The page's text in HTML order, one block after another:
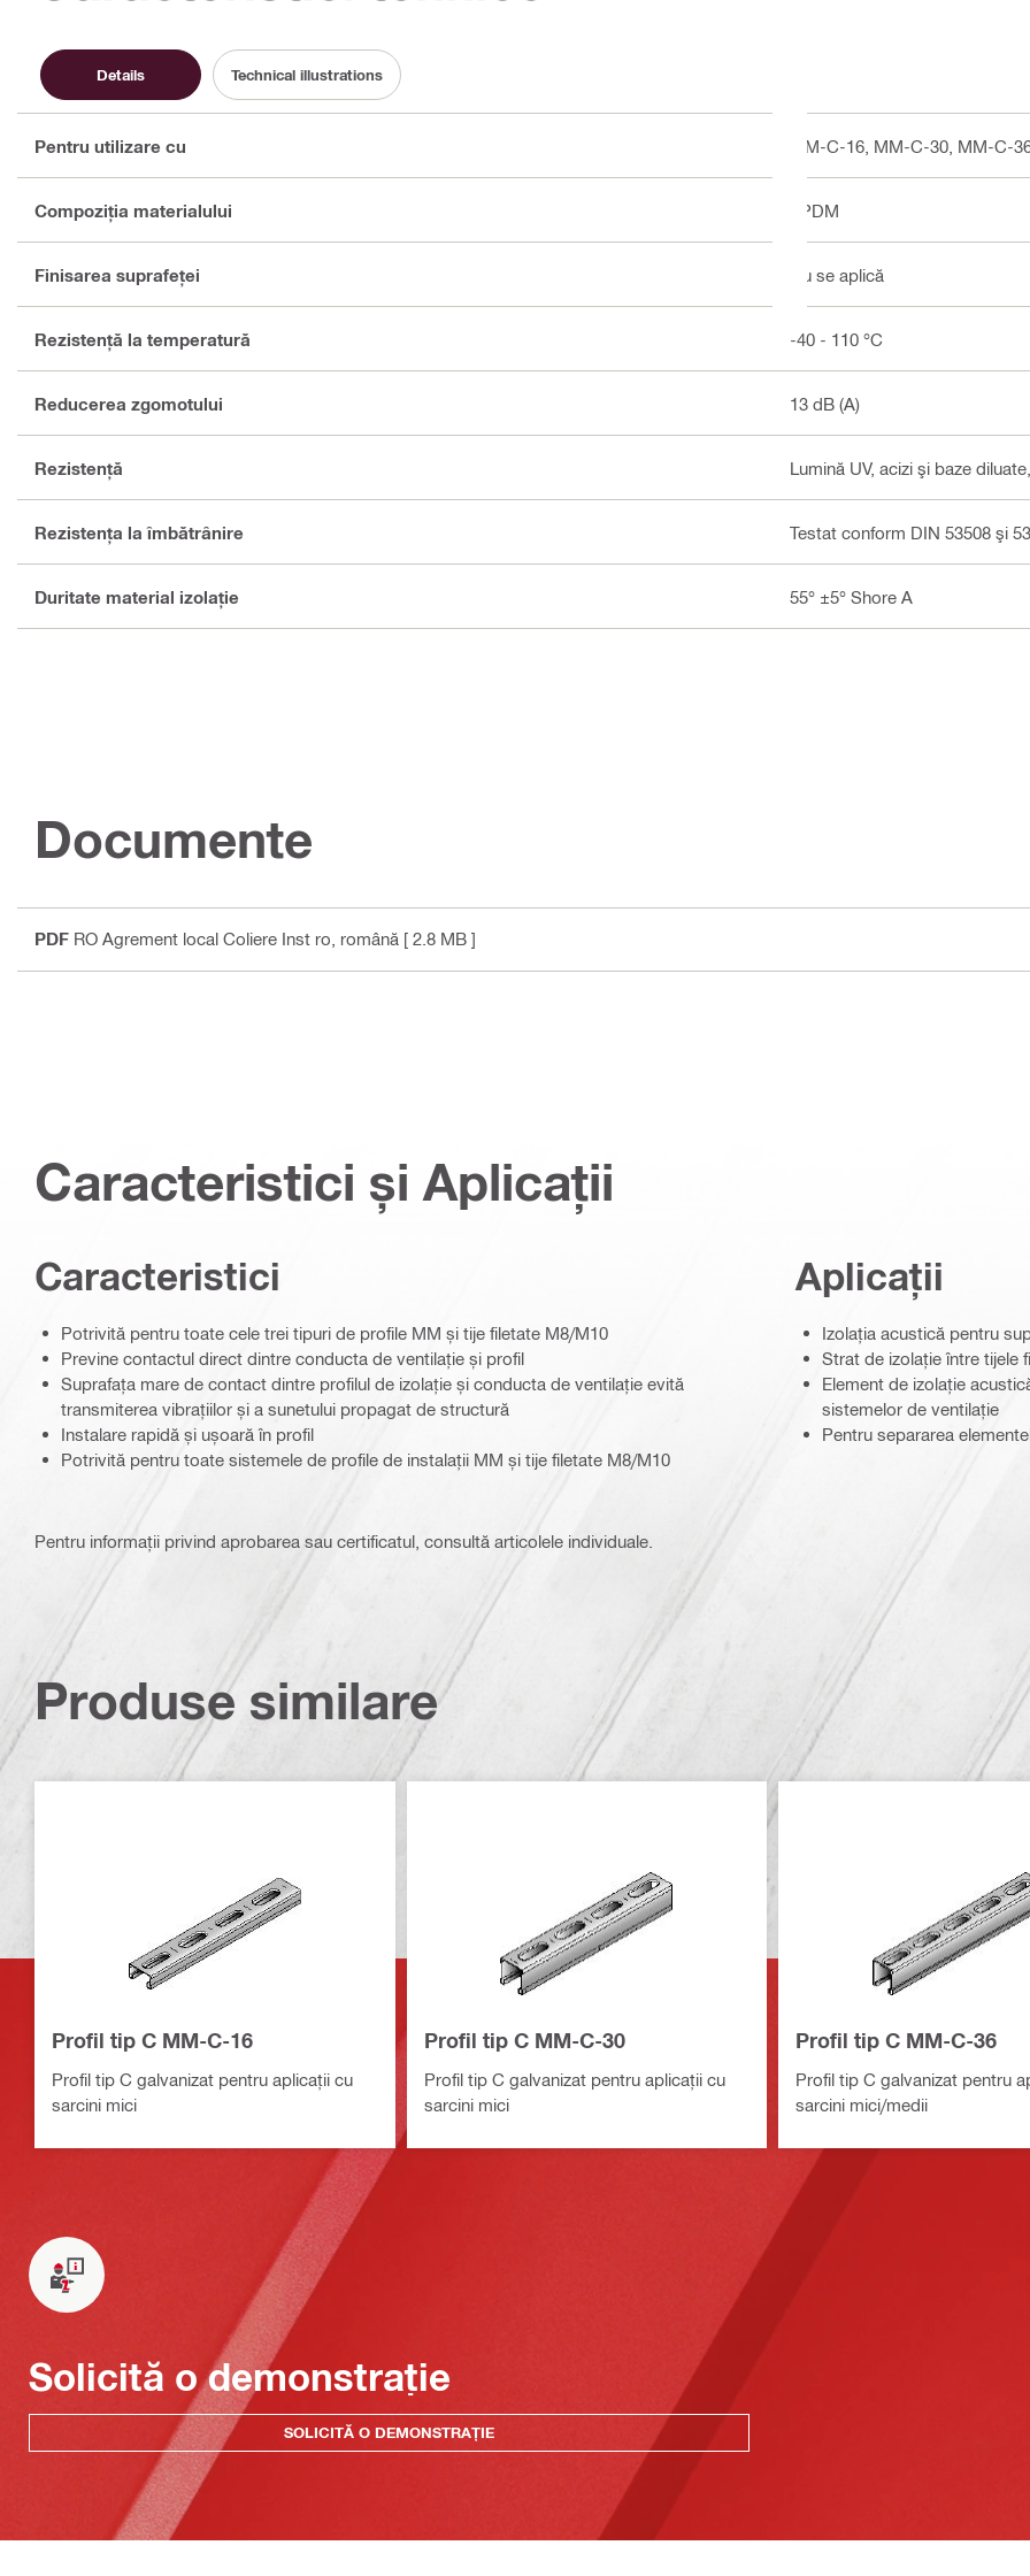
Details Technical illustrations
Pentru utilizare cu MM-C-16, MM-C-30, MM-C-
Compoziţia materialului EPDM
Finisarea suprafeţei Nu se aplică
Rezistenţă la temperatură -40 - 110 °C
Reducerea zgomotului 13 dB (A)
Rezistenţă Lumină UV, acizi şi baze
Rezistenţa la îmbătrânire Testat conform DIN 53508 şi
Duritate material izolaţie 55° ±5° Shore A
Documente
PDF RO Agrement local Coliere Inst ro , română [ 2.8 MB ]
Caracteristici și Aplicații
Caracteristici
Potrivită pentru toate cele trei tipuri de profile MM și tije filetate M8/M10
Previne contactul direct dintre conducta de ventilație și profil
Suprafața mare de contact dintre profilul de izolație și conducta de ventilație evită
transmiterea vibrațiilor și a sunetului propagat de structură
Instalare rapidă și ușoară în profil
Potrivită pentru toate sistemele de profile de instalații MM și tije filetate M8/M10
Aplicații
Izolația acustică pentru
Strat de izolație între tijele
Element de izolație
sistemelor de ventilație
Pentru separarea
Pentru informații privind aprobarea sau certificatul, consultă articolele individuale.
Produse similare
Profil tip C MM-C-16
Profil tip C galvanizat pentru aplicații cu
sarcini mici
Profil tip C MM-C-30
Profil tip C galvanizat pentru aplicații cu
sarcini mici
Profil tip C MM-C-36
Profil tip C galvanizat pentru
sarcini mici/medii
Solicită o demonstrație
SOLICITĂ O DEMONSTRAȚIE